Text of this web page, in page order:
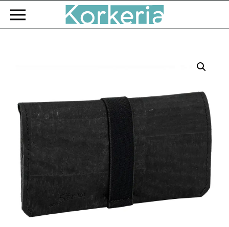
Zum Hauptinhalt springen